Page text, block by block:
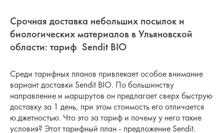
Срочная доставка небольших посылок и
биологических материалов в Ульяновской
области: тариф Sendit BIO
Среди тарифных планов привлекает особое внимание
вариант доставки Sendit BIO. По большинству
направление и маршрутов он предлагает сверх быструю
доставку за 1 день, при этом стоимость его отличается
ю.джетностью. Что это за тариф и почему у него такие
условия? Этот тарифный план - предложение Sendit.